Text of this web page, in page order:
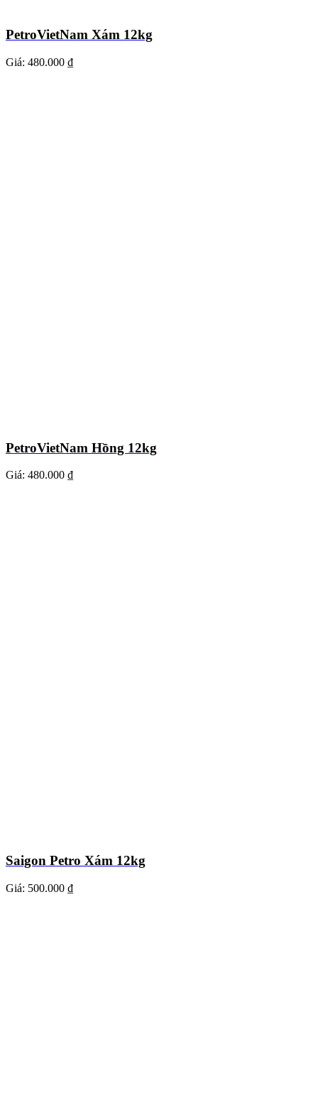
PetroVietNam Xám 12kg
Giá: 480.000 ₫
PetroVietNam Hồng 12kg
Giá: 480.000 ₫
Saigon Petro Xám 12kg
Giá: 500.000 ₫